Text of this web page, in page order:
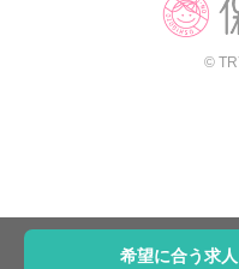
希望に合う求
©